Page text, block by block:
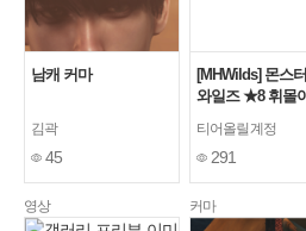
남캐 커마
김곽
45
[MHWilds] 몬스
와일즈 ★8 휘몰
왕 레다우 활 솔로
02'25"97
티어올릴계정
291
영상 커마